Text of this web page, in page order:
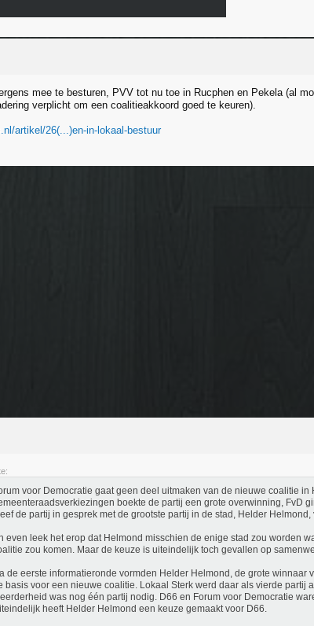
mee te besturen, PVV tot nu toe in Rucphen en Pekela (al
verplicht om een coalitieakkoord goed te keuren).
artikel/26(...)en-in-lokaal-bestuur
voor Democratie gaat geen deel uitmaken van de nieuwe coalitie in
boekte de partij een grote overwinning, FvD
de partij in gesprek met de grootste partij in de stad, Helder
even leek het erop dat Helmond misschien de enige stad zou worden
zou komen. Maar de keuze is uiteindelijk toch gevallen op
de eerste informatieronde vormden Helder Helmond, de grote winnaar
basis voor een nieuwe coalitie. Lokaal Sterk werd daar als vierde partij
was nog één partij nodig. D66 en Forum voor Democratie
heeft Helder Helmond een keuze gemaakt voor D66.